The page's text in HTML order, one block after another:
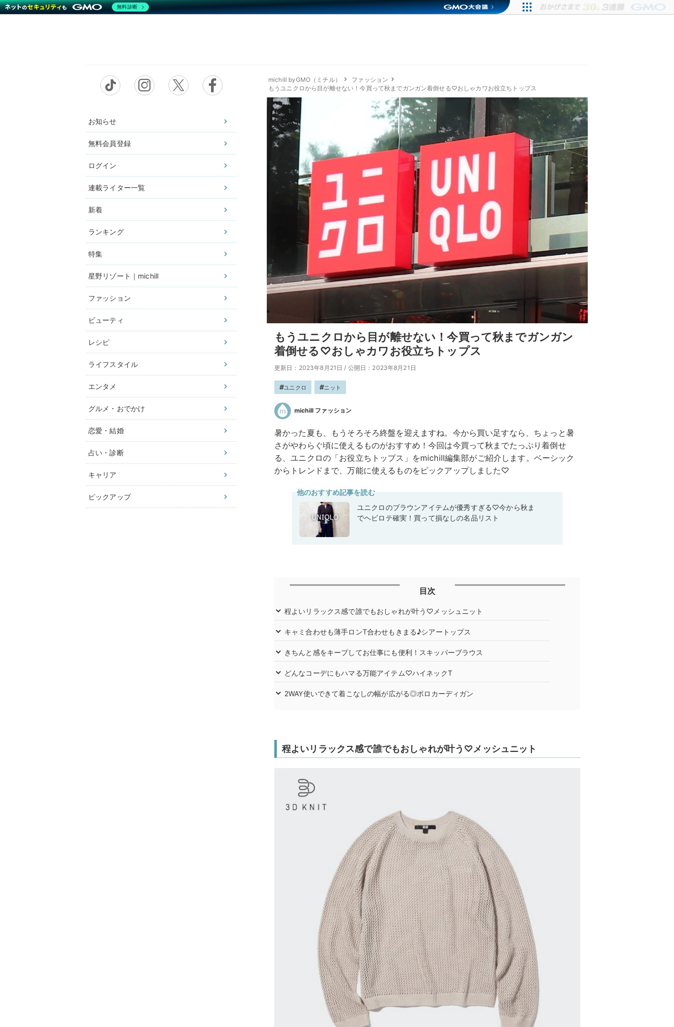
お知らせ
無料会員登録
ログイン
連載ライター一覧
新着
ランキング
特集
星野リゾート｜michill
ファッション
ビューティ
レシピ
ライフスタイル
エンタメ
グルメ・おでかけ
恋愛・結婚
占い・診断
キャリア
ピックアップ
michill byGMO（ミチル）
ファッション
もうユニクロから目が離せない！今買って秋までガンガン着倒せる♡おしゃカワお役立ちトップス
もうユニクロから目が離せない！今買って秋までガンガン
着倒せる♡おしゃカワお役立ちトップス
更新日：2023年8月21日 / 公開日：2023年8月21日
ユニクロ ニット
michill ファッション
暑かった夏も、もうそろそろ終盤を迎えますね。今から買い足すなら、ちょっと暑
さがやわらぐ頃に使えるものがおすすめ！今回は今買って秋までたっぷり着倒せ
る、ユニクロの「お役立ちトップス」をmichill編集部がご紹介します。ベーシック
からトレンドまで、万能に使えるものをピックアップしました♡
他のおすすめ記事を読む
ユニクロのブラウンアイテムが優秀すぎる♡今から秋ま
でヘビロテ確実！買って損なしの名品リスト
目次
程よいリラックス感で誰でもおしゃれが叶う♡メッシュニット
キャミ合わせも薄手ロンT合わせもきまる♪シアートップス
きちんと感をキープしてお仕事にも便利！スキッパーブラウス
どんなコーデにもハマる万能アイテム♡ハイネックT
2WAY使いできて着こなしの幅が広がる◎ポロカーディガン
程よいリラックス感で誰でもおしゃれが叶う♡メッシュニット
無料診断